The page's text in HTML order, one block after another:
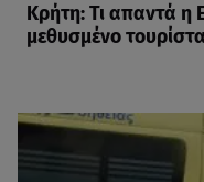
Κρήτη: Τι απαντά η
μεθυσμένο τουρίστα